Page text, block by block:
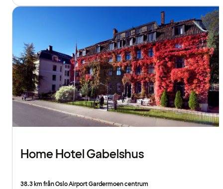
Home Hotel Gabelshus
38.3 km från Oslo Airport Gardermoen centrum